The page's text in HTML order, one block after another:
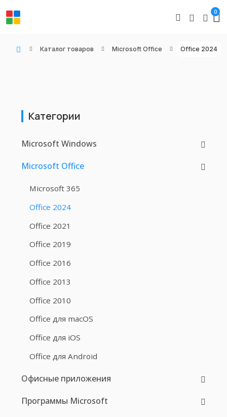
0
Каталог товаров Microsoft Office Office 2024
Категории
Microsoft Windows
Microsoft Office
Microsoft 365
Office 2024
Office 2021
Office 2019
Office 2016
Office 2013
Office 2010
Office для macOS
Office для iOS
Office для Android
Офисные приложения
Программы Microsoft